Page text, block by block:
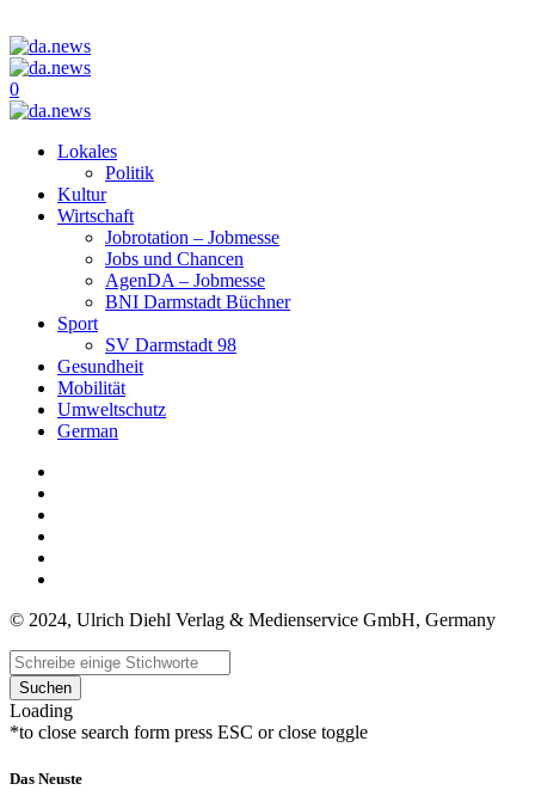
0
Lokales
Politik
Kultur
Wirtschaft
Jobrotation – Jobmesse
Jobs und Chancen
AgenDA – Jobmesse
BNI Darmstadt Büchner
Sport
SV Darmstadt 98
Gesundheit
Mobilität
Umweltschutz
German
© 2024, Ulrich Diehl Verlag & Medienservice GmbH, Germany
Suchen
Loading
*to close search form press ESC or close toggle
Das Neuste